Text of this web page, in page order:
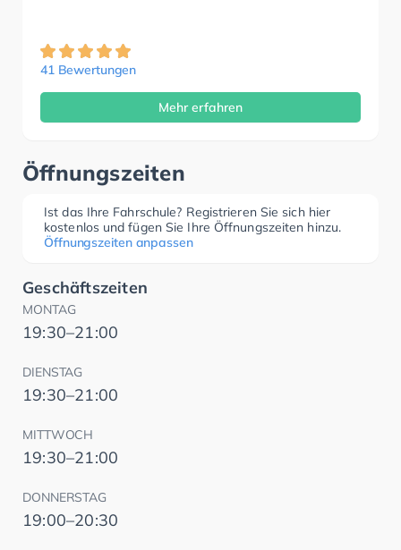
41 Bewertungen
Mehr erfahren
Öffnungszeiten
Ist das Ihre Fahrschule? Registrieren Sie sich hier
kostenlos und fügen Sie Ihre Öffnungszeiten hinzu.
Öffnungszeiten anpassen
Geschäftszeiten
MONTAG
19:30–21:00
DIENSTAG
19:30–21:00
MITTWOCH
19:30–21:00
DONNERSTAG
19:00–20:30